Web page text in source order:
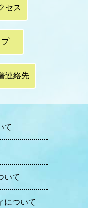
セス
連絡先
て
いて
について